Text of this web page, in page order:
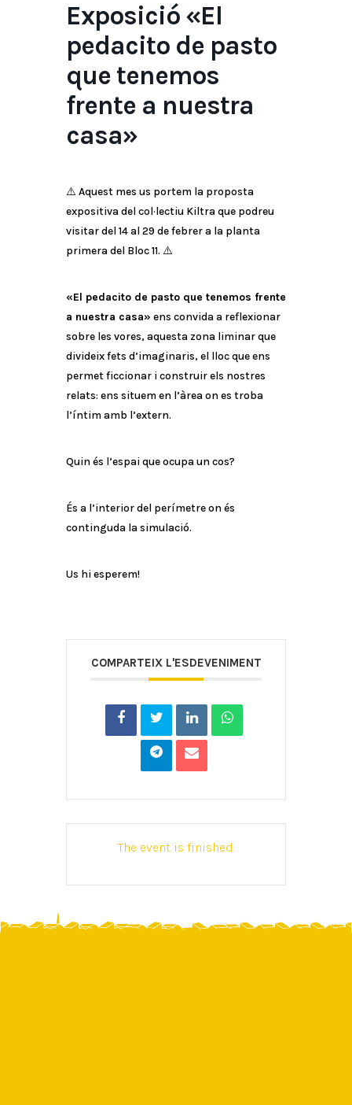
Exposició «El
pedacito de pasto
que tenemos
frente a nuestra
casa»
⚠️ Aquest mes us portem la proposta
expositiva del col·lectiu Kiltra que podreu
visitar del 14 al 29 de febrer a la planta
primera del Bloc 11. ⚠️
«El pedacito de pasto que tenemos frente
a nuestra casa» ens convida a reflexionar
sobre les vores, aquesta zona liminar que
divideix fets d’imaginaris, el lloc que ens
permet ficcionar i construir els nostres
relats: ens situem en l’àrea on es troba
l’íntim amb l’extern.
Quin és l’espai que ocupa un cos?
És a l’interior del perímetre on és
continguda la simulació.
Us hi esperem!
COMPARTEIX L'ESDEVENIMENT
The event is finished.